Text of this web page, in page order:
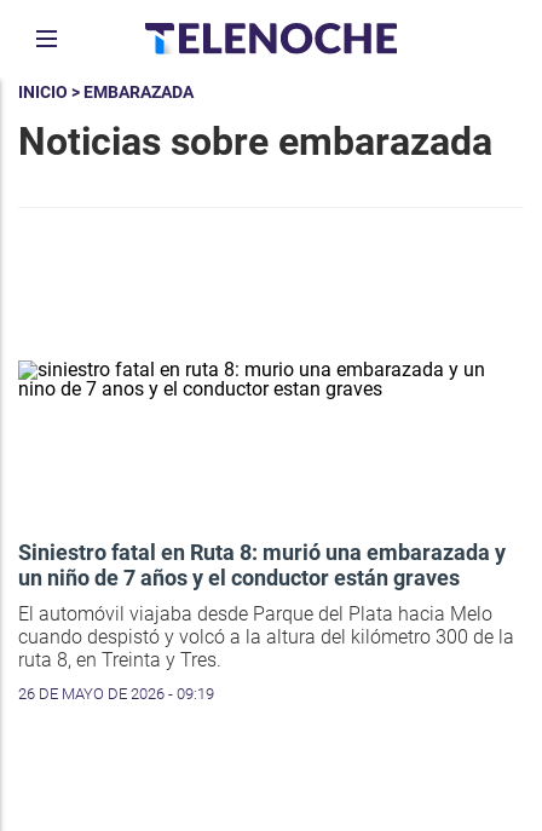
INICIO > EMBARAZADA
Noticias sobre embarazada
Siniestro fatal en Ruta 8: murió una embarazada y
un niño de 7 años y el conductor están graves
El automóvil viajaba desde Parque del Plata hacia Melo
cuando despistó y volcó a la altura del kilómetro 300 de la
ruta 8, en Treinta y Tres.
26 DE MAYO DE 2026 - 09:19